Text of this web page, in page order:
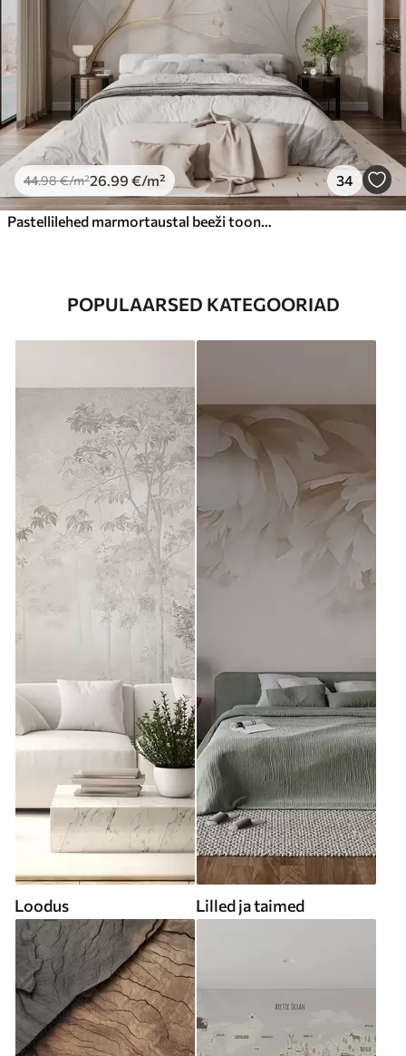
44.98€/m²26 .99 €/m² 34
POPULAARSED KATEGOORIAD
Loodus Lilled ja taimed